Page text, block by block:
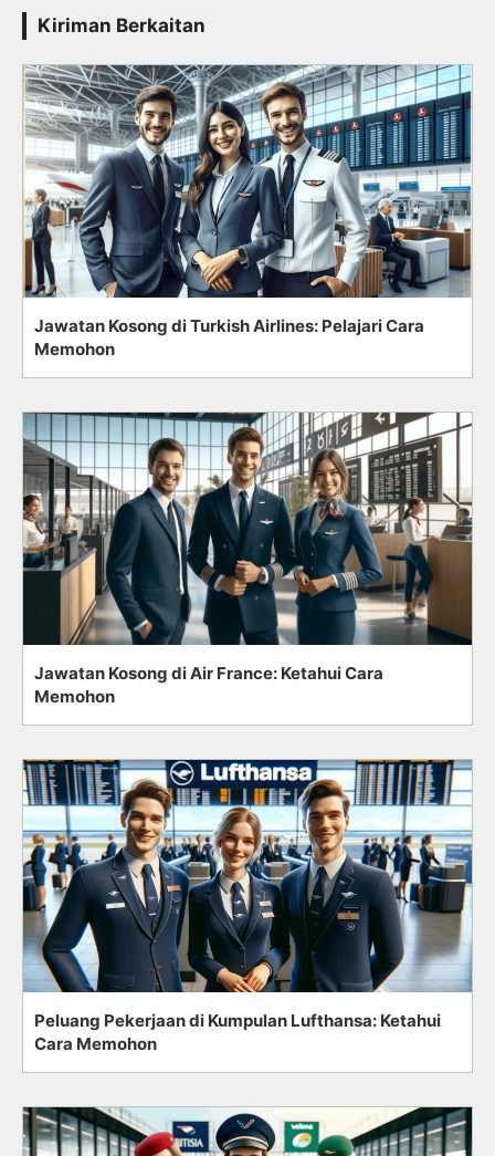
Kiriman Berkaitan
Jawatan Kosong di Turkish Airlines: Pelajari Cara
Memohon
Jawatan Kosong di Air France: Ketahui Cara
Memohon
Peluang Pekerjaan di Kumpulan Lufthansa: Ketahui
Cara Memohon